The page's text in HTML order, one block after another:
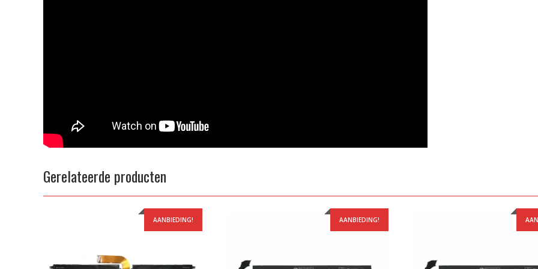
Gerelateerde producten
AANBIEDING! AANBIEDING!